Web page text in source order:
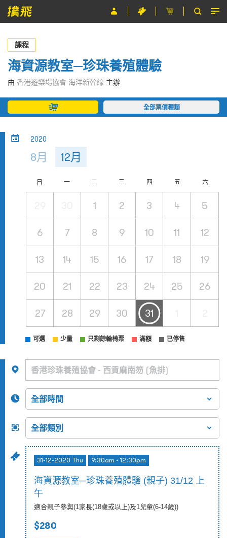
節目
主辦單位
關於撲飛
條款及細則
課程
海資源教室─珍珠養殖體驗
由 香港遊樂場協會 海洋新幹線 主辦
全部票價種類
2020
8月 12月
日 一 二 三 四 五 六
1 2 3 4 5
6 7 8 9 10 11 12
13 14 15 16 17 18 19
20 21 22 23 24 25 26
27 28 29 30 31
可選 少量 只剩餘輪椅票 滿額 已停售
31-12-2020 Thu 9:30am - 12:30pm
海資源教室─珍珠養殖體驗 (親子) 31/12 上
午
適合親子參與(1家長(18歲或以上)及1兒童(6-14歲))
$280